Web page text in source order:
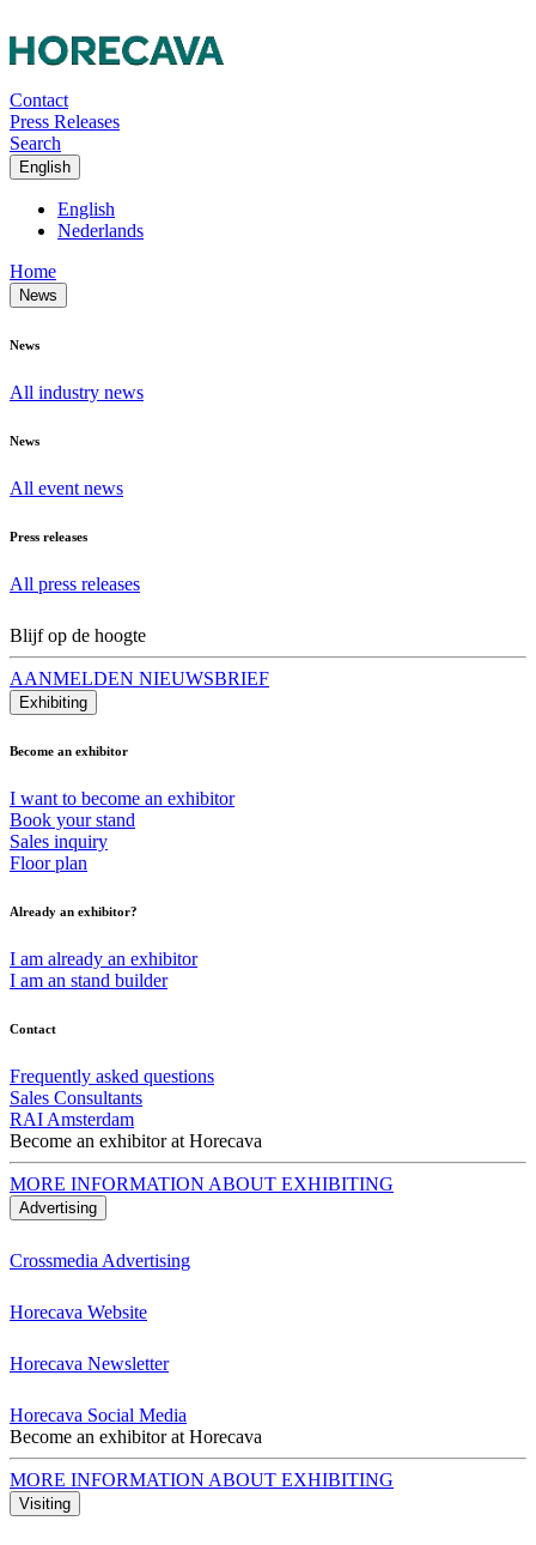
Contact
Press Releases
Search
English
English
Nederlands
Home
News
News
All industry news
News
All event news
Press releases
All press releases
Blijf op de hoogte
AANMELDEN NIEUWSBRIEF
Exhibiting
Become an exhibitor
I want to become an exhibitor
Book your stand
Sales inquiry
Floor plan
Already an exhibitor?
I am already an exhibitor
I am an stand builder
Contact
Frequently asked questions
Sales Consultants
RAI Amsterdam
Become an exhibitor at Horecava
MORE INFORMATION ABOUT EXHIBITING
Advertising
Crossmedia Advertising
Horecava Website
Horecava Newsletter
Horecava Social Media
Become an exhibitor at Horecava
MORE INFORMATION ABOUT EXHIBITING
Visiting